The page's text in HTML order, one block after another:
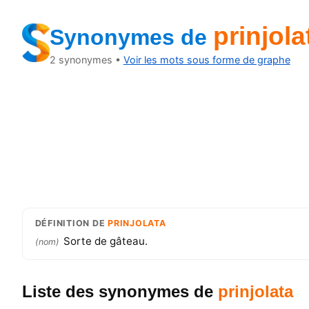
Synonymes de
2 synonymes • Voir les mots sous forme de graphe
DÉFINITION DEPRINJOLATA
(nom) Sorte de gâteau.
Liste des synonymes de prinjolata